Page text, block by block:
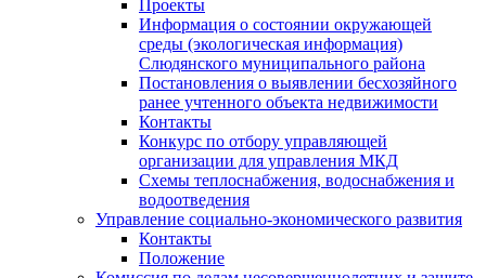
Проекты
Информация о состоянии окружающей
среды (экологическая информация)
Слюдянского муниципального района
Постановления о выявлении бесхозяйного
ранее учтенного объекта недвижимости
Контакты
Конкурс по отбору управляющей
организации для управления МКД
Схемы теплоснабжения, водоснабжения и
водоотведения
Управление социально-экономического развития
Контакты
Положение